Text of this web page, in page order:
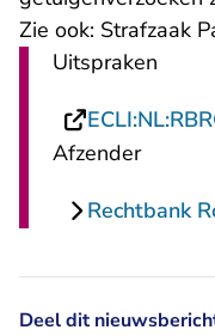
Zie ook: Strafzaak
Uitspraken
Afzender
Rechtbank
Deel dit